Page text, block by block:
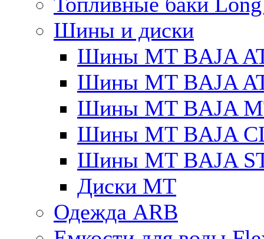
Шины и диски
Шины MT BAJA
Шины MT BAJA
Шины MT BAJA
Шины MT BAJA
Шины MT BAJA
Диски MT
Одежда ARB